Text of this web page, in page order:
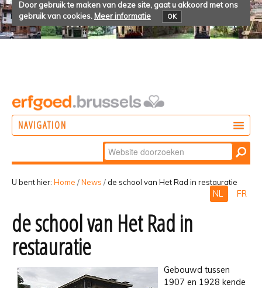
Door gebruik te maken van deze site, gaat u akkoord met ons
gebruik van cookies. Meer informatie OK
NAVIGATION
Zoek
Geavanceerd
zoeken...
U bent hier: Home /News / de school van Het Rad in restauratie
NL FR
de school van Het Rad in
restauratie
Gebouwd tussen
1907 en 1928 kende